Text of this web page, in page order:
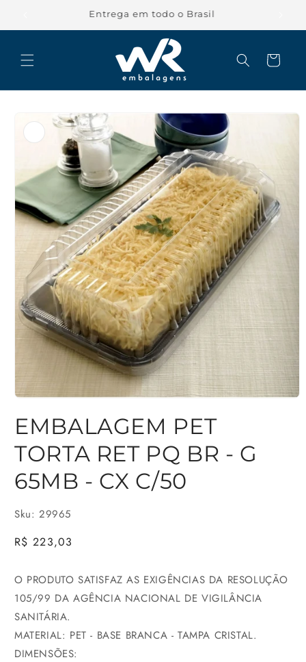
conteúdo
Carrinho
informações
do produto
mídia
1
na
janela
EMBALAGEM PET
TORTA RET PQ BR - G
65MB - CX C/50
Sku: 29965
Preço
R$ 223,03
O PRODUTO SATISFAZ AS EXIGÊNCIAS DA RESOLUÇÃO
105/99 DA AGÊNCIA NACIONAL DE VIGILÂNCIA
SANITÁRIA.
MATERIAL: PET - BASE BRANCA - TAMPA CRISTAL.
DIMENSÕES: